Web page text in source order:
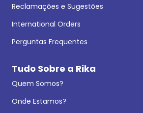
Reclamações e Sugestões
International Orders
Perguntas Frequentes
Tudo Sobre a Rika
Quem Somos?
Onde Estamos?